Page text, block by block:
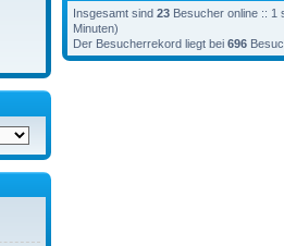
Insgesamt sind 23 Besucher online :: 1
Minuten)
Der Besucherrekord liegt bei 696